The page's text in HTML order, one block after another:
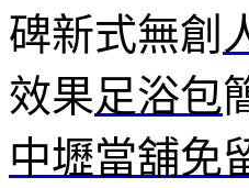
碑新式無創
效果足浴包
中壢當舖免